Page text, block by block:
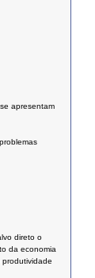
apresentam
direto o
da economia